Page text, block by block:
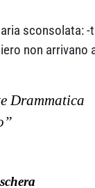
sconsolata: -
non
Drammatica